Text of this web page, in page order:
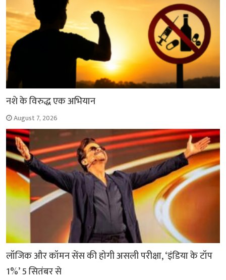
नशे के विरुद्ध एक अभियान
August 7, 2026
लॉजिक और कॉमन सेंस की होगी असली परीक्षा, ‘इंडिया के टॉप
1%’ 5 सितंबर से